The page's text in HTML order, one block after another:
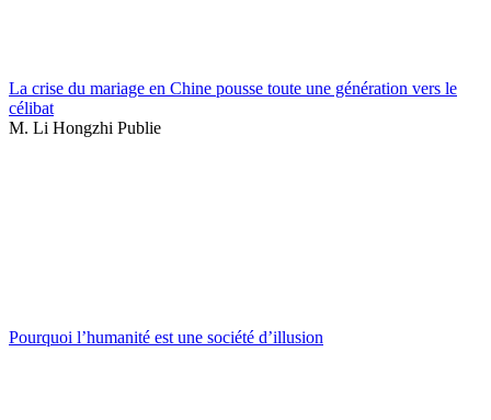
La crise du mariage en Chine pousse toute une génération vers le
célibat
M. Li Hongzhi Publie
Pourquoi l’humanité est une société d’illusion